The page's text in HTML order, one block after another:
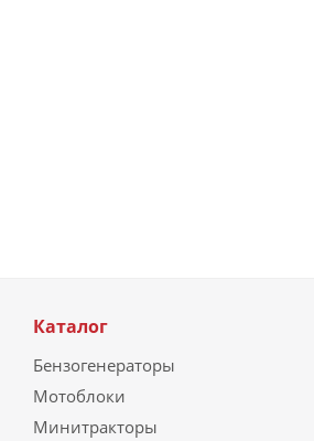
Каталог
Бензогенераторы
Мотоблоки
Минитракторы